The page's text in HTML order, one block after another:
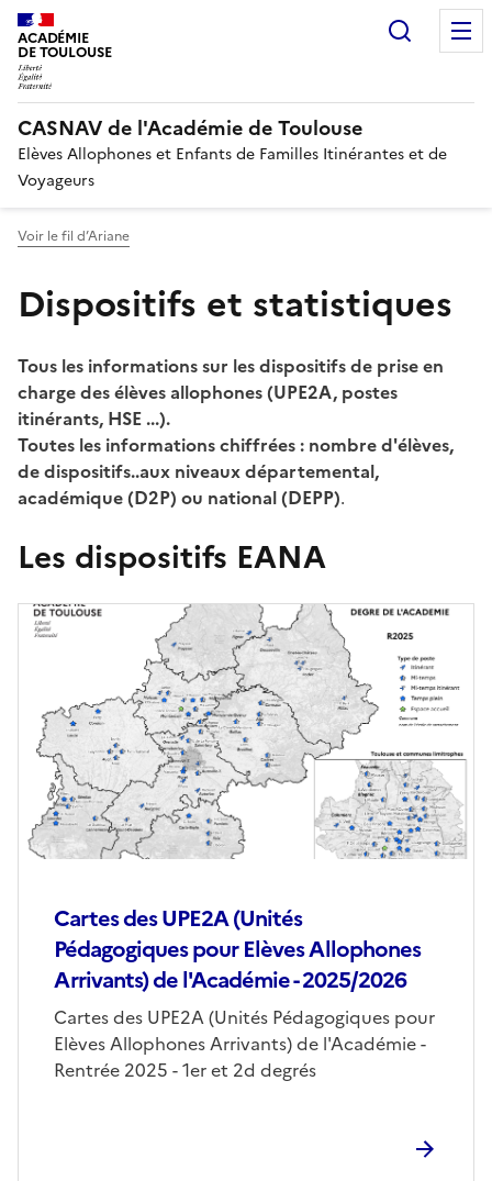
ACADÉMIE
DE TOULOUSE
CASNAV de l'Académie de Toulouse
Elèves Allophones et Enfants de Familles Itinérantes et de
Voyageurs
Voir le fil d’Ariane
Dispositifs et statistiques
Tous les informations sur les dispositifs de prise en
charge des élèves allophones (UPE2A, postes
itinérants, HSE ...).
Toutes les informations chiffrées : nombre d'élèves,
de dispositifs..aux niveaux départemental,
académique (D2P) ou national (DEPP).
Les dispositifs EANA
Cartes des UPE2A (Unités
Pédagogiques pour Elèves Allophones
Arrivants) de l'Académie - 2025/2026
Cartes des UPE2A (Unités Pédagogiques pour
Elèves Allophones Arrivants) de l'Académie -
Rentrée 2025 - 1er et 2d degrés